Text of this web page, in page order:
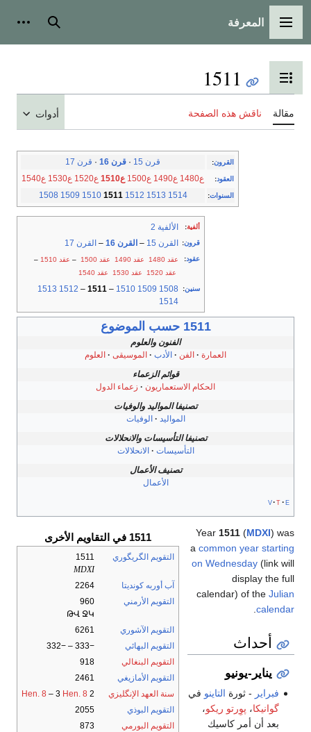
القائمة الرئيسية
المعرفة بحث
تبديل عرض جدول المحتويات
1511
مقالة ناقش هذه الصفحة أدوات
القرون: قرن 15 · قرن 16 · قرن 17
العقود: ع1480 ع1490 ع1500 ع1510 ع1520 ع1530 ع1540
السنوات:
1508 1509 1510 1511 1512 1513 1514
ألفية: الألفية 2
قرون: القرن 15 – القرن 16 – القرن 17
عقود: عقد 1480 عقد 1490 عقد 1500 – عقد 1510
–
عقد 1520
عقد 1530 عقد 1540
سنين:
1508
1509
1510
–
1511
–
1512
1513
1514
1511 حسب الموضوع
الفنون والعلوم
العمارة
الفن الأدب الموسيقى
العلوم
قوائم الزعماء
الحكام الاستعماريون
زعماء الدول
تصنيفا المواليد والوفيات
المواليد
الوفيات
تصنيفا التأسيسات والانحلالات
التأسيسات
الانحلالات
تصنيف الأعمال
الأعمال
v t e
1511 في التقاويم الأخرى
التقويم الگريگوري
1511
MDXI
آب أوربه كونديتا
2264
التقويم الأرمني
960
ԹՎ ՋԿ
التقويم الآشوري
6261
التقويم البهائي
−333 – −332
التقويم البنغالي
918
التقويم الأمازيغي
2461
سنة العهد الإنگليزي
2
Hen. 8 – 3 Hen. 8
التقويم البوذي
2055
التقويم البورمي
873
Year 1511 (MDXI) was
a common year starting
on Wednesday (link will
display the full
calendar) of the Julian
calendar
أحداث
يناير-يونيو
فبراير - ثورة التاينو في
گوانيكا، پوِرتو ريكو،
بعد أن أمر كاسيك